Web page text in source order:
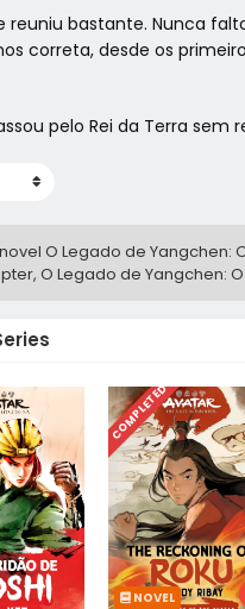
reuniu bastante. Nunca
correta, desde os
pelo Rei da Terra sem
O Legado de Yangchen:
O Legado de Yangchen:
COMPLETED
NOVEL